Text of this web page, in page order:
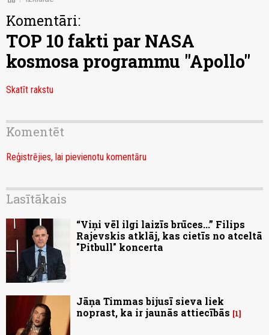
Komentāri:
TOP 10 fakti par NASA
kosmosa programmu "Apollo"
Skatīt rakstu
Komentēt
Reģistrējies, lai pievienotu komentāru
Lasītākais
“Viņi vēl ilgi laizīs brūces...” Filips
Rajevskis atklāj, kas cietīs no atceltā
"Pitbull" koncerta
Jāņa Timmas bijusī sieva liek
noprast, ka ir jaunās attiecībās
1